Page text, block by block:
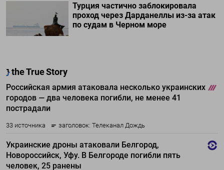
Турция частично заблокировала
проход через Дарданеллы из-за атак
по судам в Черном море